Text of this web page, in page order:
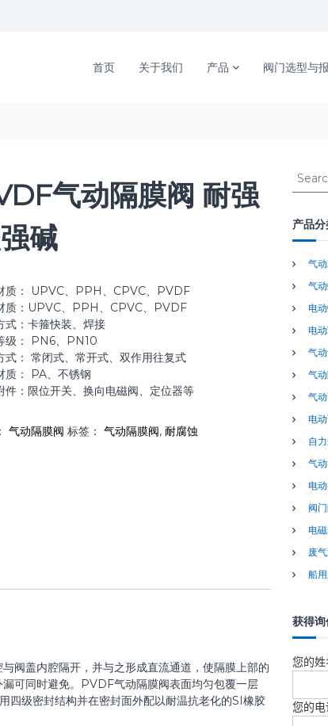
首页 关于我们 产品 阀门选型与
气动隔膜阀 耐强
碱
质： UPVC、PPH、CPVC、PVDF
质：UPVC、PPH、CPVC、PVDF
式：卡箍快装、焊接
级： PN6、PN10
式： 常闭式、常开式、双作用往复式
质： PA、不锈钢
件：限位开关、换向电磁阀、定位器等
气动隔膜阀 标签： 气动隔膜阀, 耐腐蚀
阀盖内腔隔开，并与之形成直流通道，使隔膜上部的
可同时避免。PVDF气动隔膜阀表面均匀包覆一层
四级密封结构并在密封面外配以耐温抗老化的SI橡胶
S
r
c
f
o
r
产品
气
气
电
电
气
气
气
电
自
气
电
阀
电
废
船
获得
您的姓
您的电